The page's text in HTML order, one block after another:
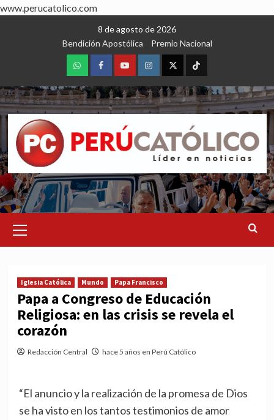
www.perucatolico.com
8 de agosto de 2026
Bendición Apostólica
Premio Nacional
WhatsAppFacebookYoutubeInstagram
X TikTok
Menu
Iglesia Católica Mundo Papa Francisco
Papa a Congreso de Educación
Religiosa: en las crisis se revela el
corazón
Redacción Central hace 5 años en Perú Católico
“El anuncio y la realización de la promesa de Dios
se ha visto en los tantos testimonios de amor